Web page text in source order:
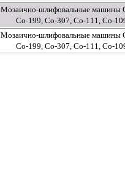
Мозаично-шлифовальные машины
Co-199, Co-307, Co-111, Co-
Мозаично-шлифовальные машины
Co-199, Co-307, Co-111, Co-